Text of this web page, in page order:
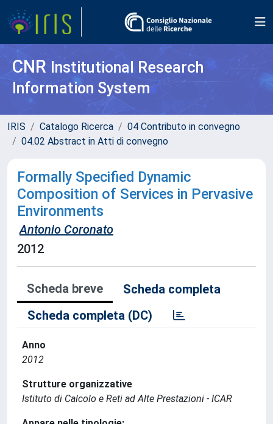
CNR Institutional Research
Information System
IRIS Catalogo Ricerca
04 Contributo in convegno
04.02 Abstract in Atti di convegno
Formally Specified Dynamic
Composition of Services in Pervasive
Environments
Antonio Coronato
2012
Scheda breve
Scheda completa
Scheda completa (DC)
Anno
2012
Strutture organizzative
Istituto di Calcolo e Reti ad Alte Prestazioni - ICAR